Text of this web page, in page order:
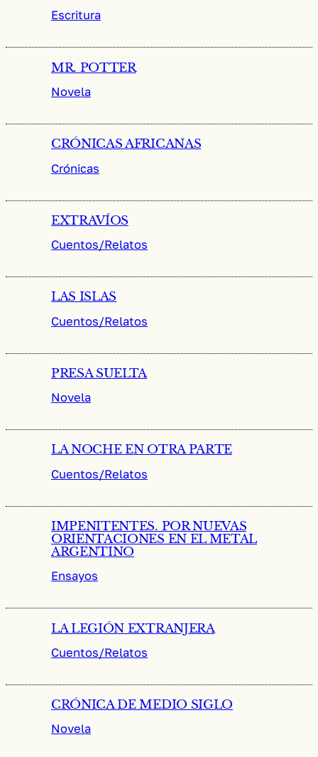
Escritura
MR. POTTER
Novela
CRÓNICAS AFRICANAS
Crónicas
EXTRAVÍOS
Cuentos/Relatos
LAS ISLAS
Cuentos/Relatos
PRESA SUELTA
Novela
LA NOCHE EN OTRA PARTE
Cuentos/Relatos
IMPENITENTES. POR NUEVAS
ORIENTACIONES EN EL METAL
ARGENTINO
Ensayos
LA LEGIÓN EXTRANJERA
Cuentos/Relatos
CRÓNICA DE MEDIO SIGLO
Novela